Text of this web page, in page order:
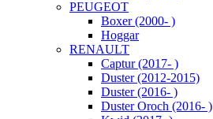
PEUGEOT
Boxer (2000- )
Hoggar
RENAULT
Captur (2017- )
Duster (2012-2015)
Duster (2016- )
Duster Oroch (2016- )